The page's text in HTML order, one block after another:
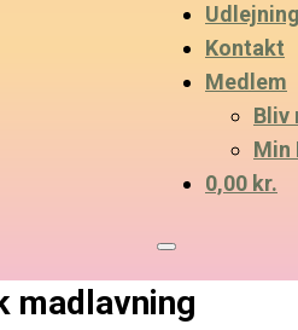
Udlejning
Kontakt
Medlem
Bliv
Min
0,00 kr.
madlavning